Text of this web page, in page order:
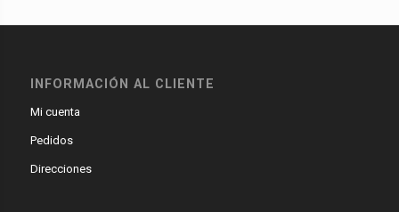
INFORMACIÓN AL CLIENTE
Mi cuenta
Pedidos
Direcciones